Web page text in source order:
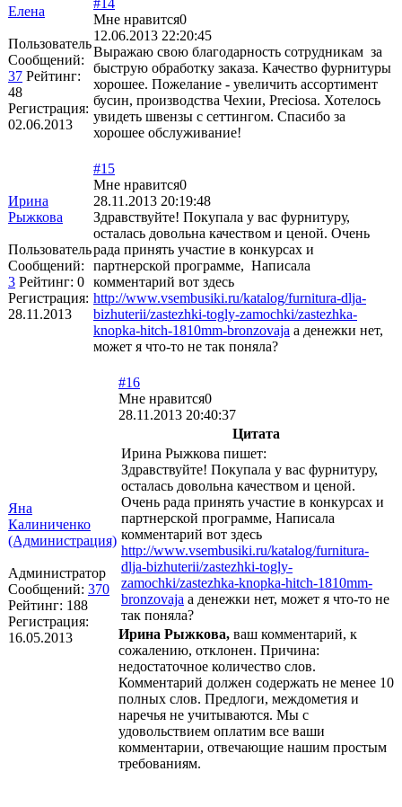
Елена
Пользователь
Сообщений:
37 Рейтинг:
48
Регистрация:
02.06.2013
Мне нравится0
12.06.2013 22:20:45
Выражаю свою благодарность сотрудникам за
быструю обработку заказа. Качество фурнитуры
хорошее. Пожелание - увеличить ассортимент
бусин, производства Чехии, Preciosa. Хотелось
увидеть швензы с сеттингом. Спасибо за
хорошее обслуживание!
Ирина
Рыжкова
Пользователь
Сообщений:
3 Рейтинг: 0
Регистрация:
28.11.2013
#15
Мне нравится0
28.11.2013 20:19:48
Здравствуйте! Покупала у вас фурнитуру,
осталась довольна качеством и ценой. Очень
рада принять участие в конкурсах и
партнерской программе, Написала
комментарий вот здесь
http://www.vsembusiki.ru/katalog/furnitura-dlja-
bizhuterii/zastezhki-togly-zamochki/zastezhka-
knopka-hitch-1810mm-bronzovaja а денежки нет,
может я что-то не так поняла?
Яна
Калиниченко
(Администрация)
Администратор
Сообщений: 370
Рейтинг: 188
Регистрация:
16.05.2013
#16
Мне нравится0
28.11.2013 20:40:37
Цитата
Ирина Рыжкова пишет:
Здравствуйте! Покупала у вас фурнитуру,
осталась довольна качеством и ценой.
Очень рада принять участие в конкурсах и
партнерской программе, Написала
комментарий вот здесь
http://www.vsembusiki.ru/katalog/furnitura-
dlja-bizhuterii/zastezhki-togly-
zamochki/zastezhka-knopka-hitch-1810mm-
bronzovaja а денежки нет, может я что-то не
так поняла?
Ирина Рыжкова, ваш комментарий, к
сожалению, отклонен. Причина:
недостаточное количество слов.
Комментарий должен содержать не менее 10
полных слов. Предлоги, междометия и
наречья не учитываются. Мы с
удовольствием оплатим все ваши
комментарии, отвечающие нашим простым
требованиям.